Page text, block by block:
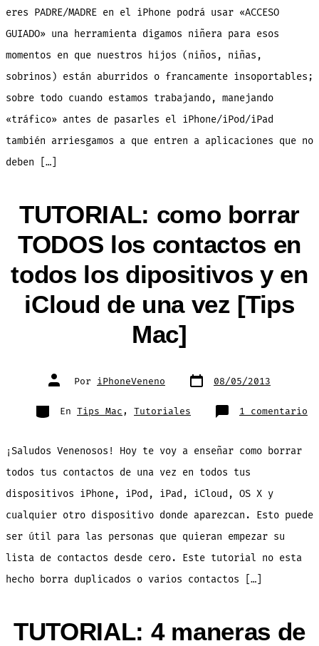
iOS
eres PADRE/MADRE en el iPhone podrá usar «ACCESO
GUIADO» una herramienta digamos niñera para esos
momentos en que nuestros hijos (niños, niñas,
sobrinos) están aburridos o francamente insoportables;
sobre todo cuando estamos trabajando, manejando
«tráfico» antes de pasarles el iPhone/iPod/iPad
también arriesgamos a que entren a aplicaciones que no
deben […]
TUTORIAL: como borrar
TODOS los contactos en
todos los dipositivos y en
iCloud de una vez [Tips
Mac]
Autor
de Por iPhoneVeneno Fecha
de 08/05/2013
Categorías
En Tips Mac , Tutoriales 1 comentario
en
¡Saludos Venenosos! Hoy te voy a enseñar como borrar
todos tus contactos de una vez en todos tus
dispositivos iPhone, iPod, iPad, iCloud, OS X y
cualquier otro dispositivo donde aparezcan. Esto puede
ser útil para las personas que quieran empezar su
lista de contactos desde cero. Este tutorial no esta
hecho borra duplicados o varios contactos […]
TUTORIAL: 4 maneras de